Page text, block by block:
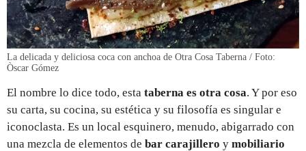
La delicada y deliciosa coca con anchoa de Otra Cosa Taberna / Foto:
Òscar Gómez
El nombre lo dice todo, esta taberna es otra cosa. Y por eso
su carta, su cocina, su estética y su filosofía es singular e
iconoclasta. Es un local esquinero, menudo, abigarrado con
una mezcla de elementos de bar carajillero y mobiliario